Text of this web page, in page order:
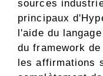
sources
principaux
l'aide du
du framework
les affirmations